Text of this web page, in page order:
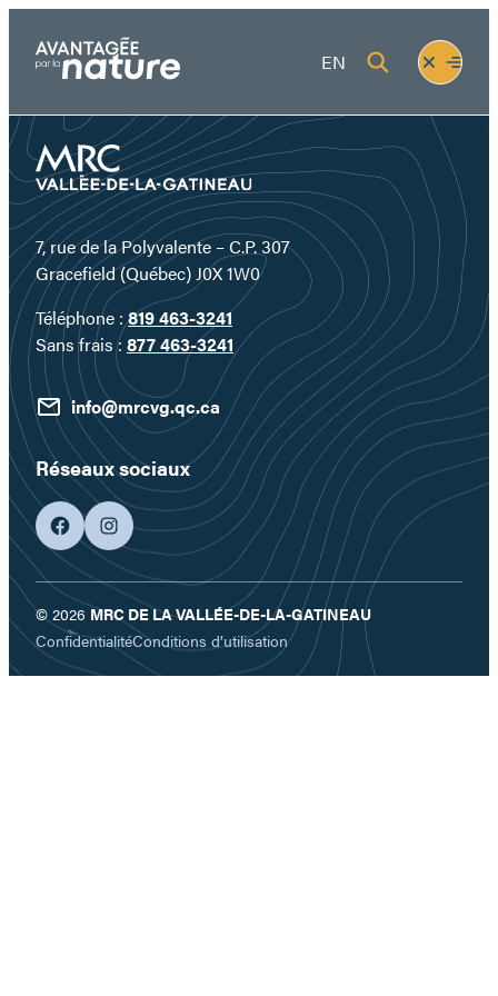
contenu
EN
Fermer
le
menu
Ouvrir
le
7, rue de la Polyvalente – C.P. 307
Gracefield (Québec) J0X 1W0
Téléphone :819 463-3241
Sans frais : 877 463-3241
info@mrcvg.qc.ca
Réseaux sociaux
facebookgoogleplus
© 2026 MRC DE LA VALLÉE-DE-LA-GATINEAU
ConfidentialitéConditions d’utilisation